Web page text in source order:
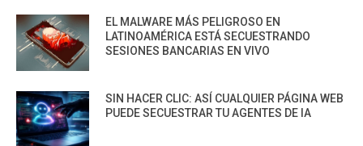
EL MALWARE MÁS PELIGROSO EN
LATINOAMÉRICA ESTÁ SECUESTRANDO
SESIONES BANCARIAS EN VIVO
SIN HACER CLIC: ASÍ CUALQUIER PÁGINA WEB
PUEDE SECUESTRAR TU AGENTES DE IA